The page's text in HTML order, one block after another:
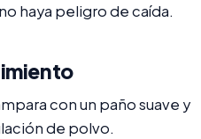
haya peligro de caída.
con un paño suave y
de polvo.